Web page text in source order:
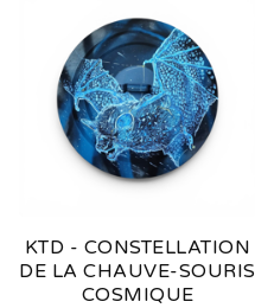
KTD - CONSTELLATION
DE LA CHAUVE-SOURIS
COSMIQUE